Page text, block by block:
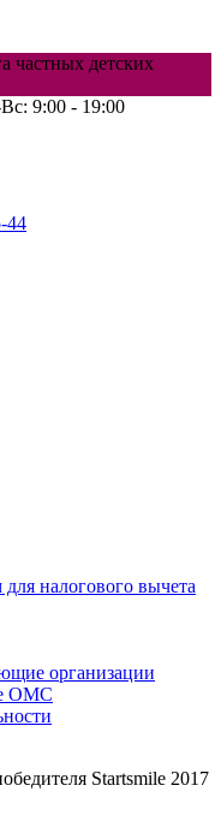
частных детских
9:00 - 19:00
44
налогового вычета
организации
ОМС
Startsmile 2017